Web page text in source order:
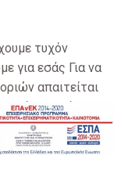
τυχόν
για εσάς Για να
απαιτείται
έχετε
προσωπικού